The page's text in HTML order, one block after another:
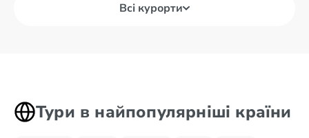
Всі курорти
Тури в найпопулярніші країни